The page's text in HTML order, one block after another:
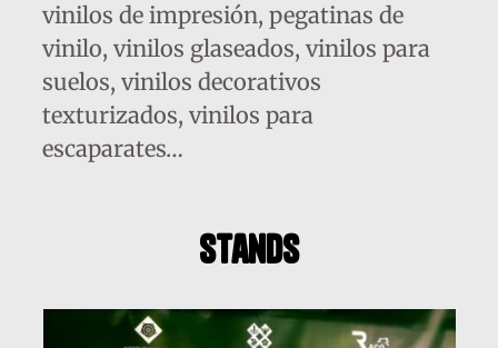
vinilos de impresión, pegatinas de
vinilo, vinilos glaseados, vinilos para
suelos, vinilos decorativos
texturizados, vinilos para
escaparates…
stands